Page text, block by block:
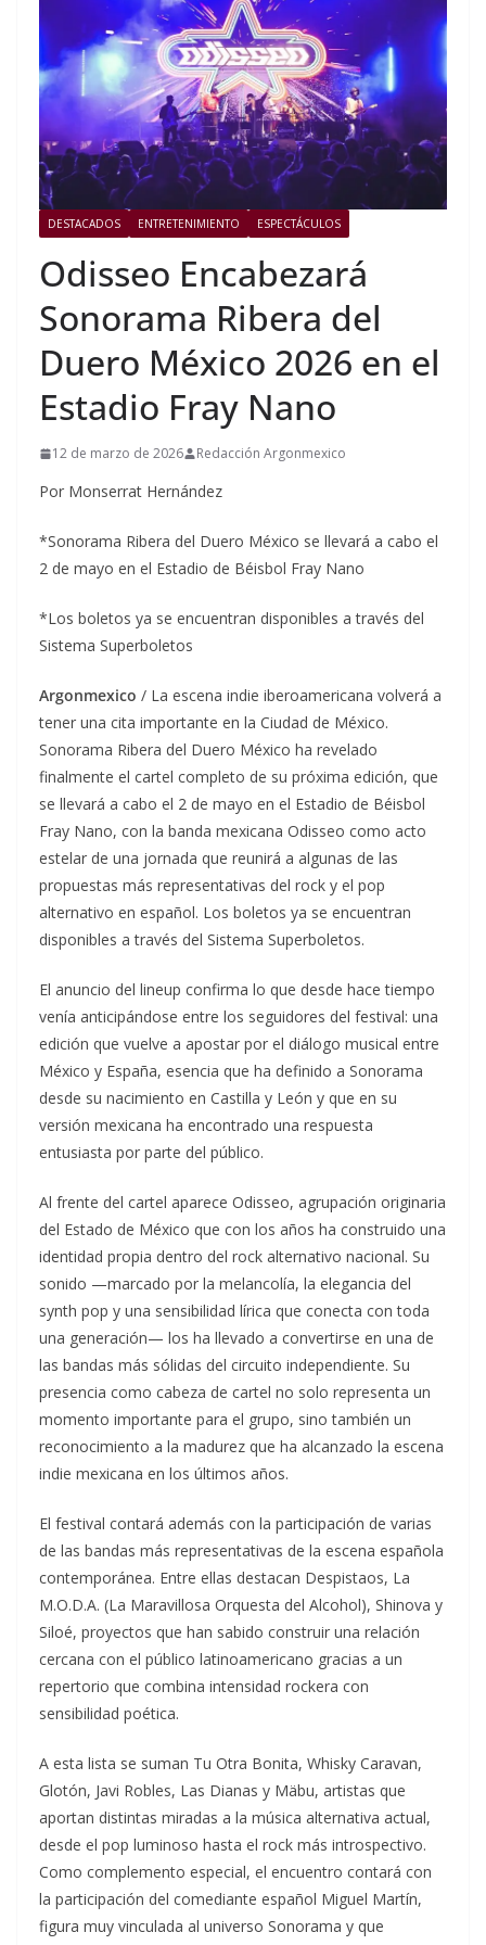
DESTACADOS ENTRETENIMIENTO ESPECTÁCULOS
Odisseo Encabezará
Sonorama Ribera del
Duero México 2026 en el
Estadio Fray Nano
12 de marzo de 2026 Redacción Argonmexico
Por Monserrat Hernández
*Sonorama Ribera del Duero México se llevará a cabo el
2 de mayo en el Estadio de Béisbol Fray Nano
*Los boletos ya se encuentran disponibles a través del
Sistema Superboletos
Argonmexico / La escena indie iberoamericana volverá a
tener una cita importante en la Ciudad de México.
Sonorama Ribera del Duero México ha revelado
finalmente el cartel completo de su próxima edición, que
se llevará a cabo el 2 de mayo en el Estadio de Béisbol
Fray Nano, con la banda mexicana Odisseo como acto
estelar de una jornada que reunirá a algunas de las
propuestas más representativas del rock y el pop
alternativo en español. Los boletos ya se encuentran
disponibles a través del Sistema Superboletos.
El anuncio del lineup confirma lo que desde hace tiempo
venía anticipándose entre los seguidores del festival: una
edición que vuelve a apostar por el diálogo musical entre
México y España, esencia que ha definido a Sonorama
desde su nacimiento en Castilla y León y que en su
versión mexicana ha encontrado una respuesta
entusiasta por parte del público.
Al frente del cartel aparece Odisseo, agrupación originaria
del Estado de México que con los años ha construido una
identidad propia dentro del rock alternativo nacional. Su
sonido —marcado por la melancolía, la elegancia del
synth pop y una sensibilidad lírica que conecta con toda
una generación— los ha llevado a convertirse en una de
las bandas más sólidas del circuito independiente. Su
presencia como cabeza de cartel no solo representa un
momento importante para el grupo, sino también un
reconocimiento a la madurez que ha alcanzado la escena
indie mexicana en los últimos años.
El festival contará además con la participación de varias
de las bandas más representativas de la escena española
contemporánea. Entre ellas destacan Despistaos, La
M.O.D.A. (La Maravillosa Orquesta del Alcohol), Shinova y
Siloé, proyectos que han sabido construir una relación
cercana con el público latinoamericano gracias a un
repertorio que combina intensidad rockera con
sensibilidad poética.
A esta lista se suman Tu Otra Bonita, Whisky Caravan,
Glotón, Javi Robles, Las Dianas y Mäbu, artistas que
aportan distintas miradas a la música alternativa actual,
desde el pop luminoso hasta el rock más introspectivo.
Como complemento especial, el encuentro contará con
la participación del comediante español Miguel Martín,
figura muy vinculada al universo Sonorama y que